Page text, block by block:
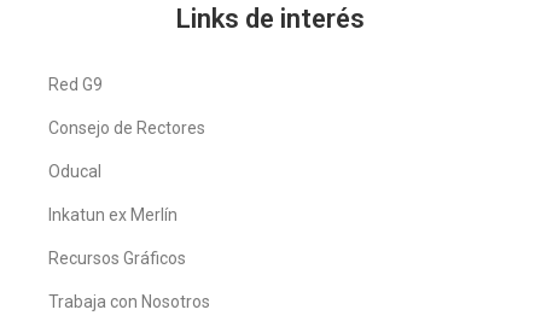
Links de interés
Red G9
Consejo de Rectores
Oducal
Inkatun ex Merlín
Recursos Gráficos
Trabaja con Nosotros